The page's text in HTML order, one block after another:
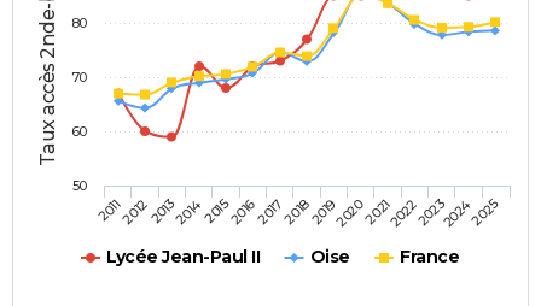
Taux accès 2nde-bac (%)
Lycée Jean-Paul II Oise France
201120122013201420152016201720182019202020212022202320242025
50
60
70
80